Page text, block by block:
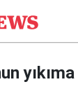
yıkıma